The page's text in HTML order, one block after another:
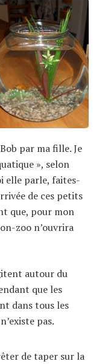
par ma fille. Je
», selon
elle parle, faites-
de ces petits
que, pour mon
zoo n’ouvrira
autour du
que les
dans tous les
pas.
de taper sur la